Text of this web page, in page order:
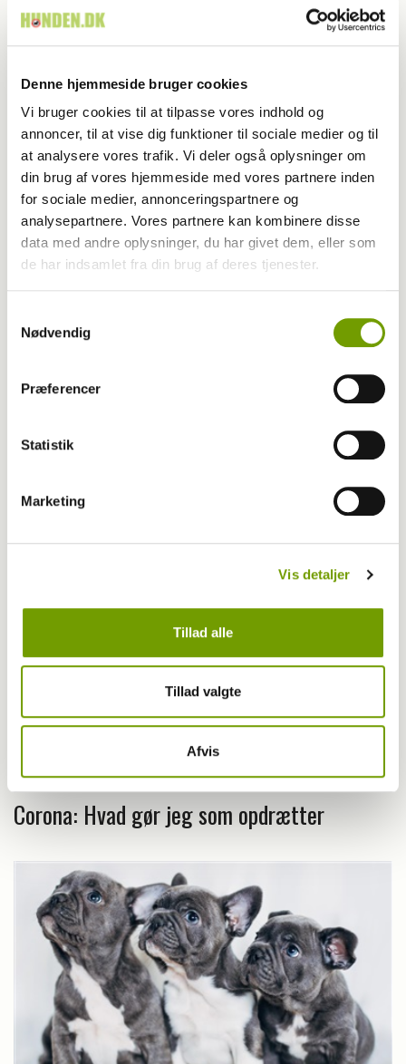
Denne hjemmeside bruger cookies
Vi bruger cookies til at tilpasse vores indhold og
annoncer, til at vise dig funktioner til sociale medier og til
at analysere vores trafik. Vi deler også oplysninger om
din brug af vores hjemmeside med vores partnere inden
for sociale medier, annonceringspartnere og
analysepartnere. Vores partnere kan kombinere disse
data med andre oplysninger, du har givet dem, eller som
de har indsamlet fra din brug af deres tjenester.
Nødvendig
Præferencer
Statistik
Marketing
Vis detaljer
Tillad alle
Tillad valgte
Afvis
Jubilee: Hundenes grimme ælling
Corona: Hvad gør jeg som opdrætter